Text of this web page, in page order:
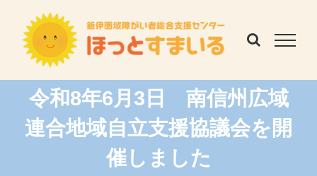
content
令和8年6月3日 南信州広域
連合地域自立支援協議会を開
催しました